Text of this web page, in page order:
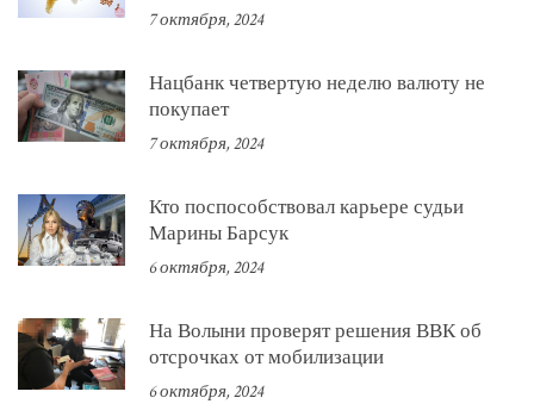
7 октября, 2024
Нацбанк четвертую неделю валюту не
покупает
7 октября, 2024
Кто поспособствовал карьере судьи
Марины Барсук
6 октября, 2024
На Волыни проверят решения ВВК об
отсрочках от мобилизации
6 октября, 2024